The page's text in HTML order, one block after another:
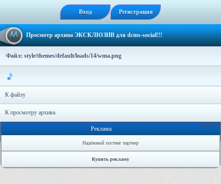
Вход Регистрация
Просмотр архива ЭКСКЛЮЗИВ для dcms-social!!!
Файл: style/themes/default/loads/14/wma.png
К файлу
К просмотру архива
Онлайн: 1
Реклама
Надёжный хостинг партнер
Купить рекламу